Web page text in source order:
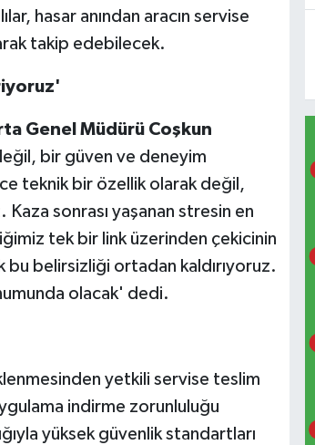
hasar anından aracın servise
takip edebilecek.
Genel Müdürü Coşkun
bir güven ve deneyim
teknik bir özellik olarak değil,
sonrası yaşanan stresin en
tek bir link üzerinden çekicinin
bu belirsizliği ortadan kaldırıyoruz.
olacak' dedi.
yetkili servise teslim
indirme zorunluluğu
yüksek güvenlik standartları